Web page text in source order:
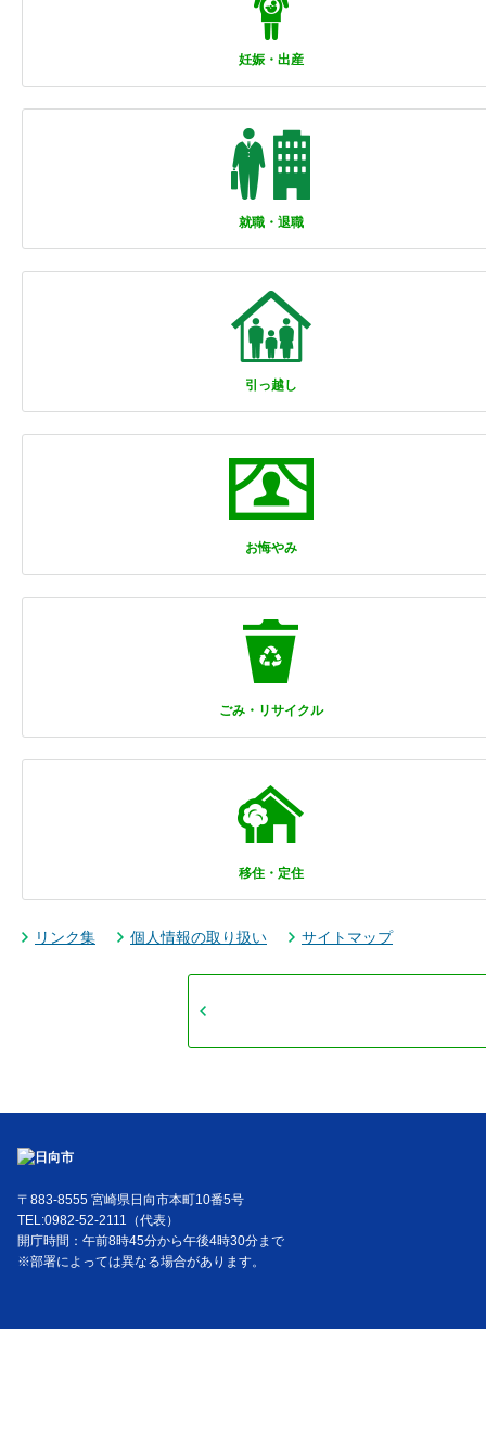
妊娠・出産
就職・退職
引っ越し
お悔やみ
ごみ・リサイクル
移住・定住
リンク集 個人情報の取り扱い サイトマップ
〒883-8555 宮崎県日向市本町10番5号
TEL:0982-52-2111（代表）
開庁時間：午前8時45分から午後4時30分まで
※部署によっては異なる場合があります。